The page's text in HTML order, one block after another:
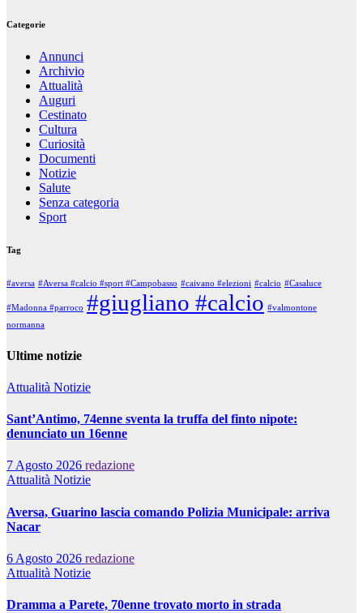
Categorie
Annunci
Archivio
Attualità
Auguri
Cestinato
Cultura
Curiosità
Documenti
Notizie
Salute
Senza categoria
Sport
Tag
#aversa #Aversa #calcio #sport #Campobasso #caivano #elezioni #calcio #Casaluce
#Madonna #parroco #giugliano #calcio #valmontone
normanna
Ultime notizie
Attualità Notizie
Sant’Antimo, 74enne sventa la truffa del finto nipote:
denunciato un 16enne
7 Agosto 2026 redazione
Attualità Notizie
Aversa, Guarino lascia comando Polizia Municipale: arriva
Nacar
6 Agosto 2026 redazione
Attualità Notizie
Dramma a Parete, 70enne trovato morto in strada